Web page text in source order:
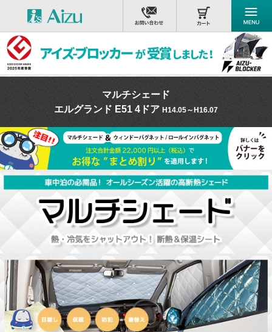
マルチシェード
エルグランド E51 4ドア H14.05～H16.07